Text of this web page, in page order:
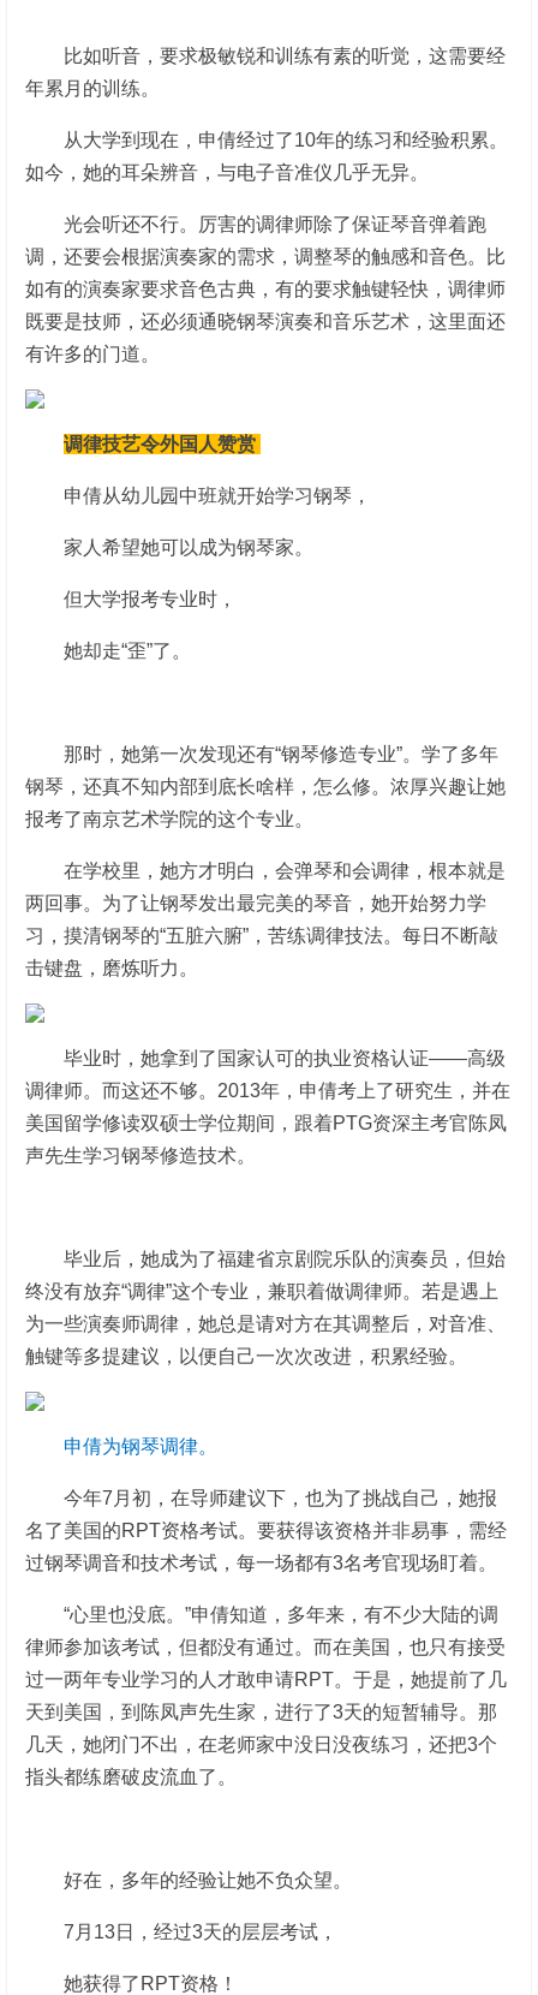
比如听音，要求极敏锐和训练有素的听觉，这需要经
年累月的训练。
从大学到现在，申倩经过了10年的练习和经验积累。
如今，她的耳朵辨音，与电子音准仪几乎无异。
光会听还不行。厉害的调律师除了保证琴音弹着跑
调，还要会根据演奏家的需求，调整琴的触感和音色。比
如有的演奏家要求音色古典，有的要求触键轻快，调律师
既要是技师，还必须通晓钢琴演奏和音乐艺术，这里面还
有许多的门道。
调律技艺令外国人赞赏
申倩从幼儿园中班就开始学习钢琴，
家人希望她可以成为钢琴家。
但大学报考专业时，
她却走“歪”了。
那时，她第一次发现还有“钢琴修造专业”。学了多年
钢琴，还真不知内部到底长啥样，怎么修。浓厚兴趣让她
报考了南京艺术学院的这个专业。
在学校里，她方才明白，会弹琴和会调律，根本就是
两回事。为了让钢琴发出最完美的琴音，她开始努力学
习，摸清钢琴的“五脏六腑”，苦练调律技法。每日不断敲
击键盘，磨炼听力。
毕业时，她拿到了国家认可的执业资格认证——高级
调律师。而这还不够。2013年，申倩考上了研究生，并在
美国留学修读双硕士学位期间，跟着PTG资深主考官陈凤
声先生学习钢琴修造技术。
毕业后，她成为了福建省京剧院乐队的演奏员，但始
终没有放弃“调律”这个专业，兼职着做调律师。若是遇上
为一些演奏师调律，她总是请对方在其调整后，对音准、
触键等多提建议，以便自己一次次改进，积累经验。
申倩为钢琴调律。
今年7月初，在导师建议下，也为了挑战自己，她报
名了美国的RPT资格考试。要获得该资格并非易事，需经
过钢琴调音和技术考试，每一场都有3名考官现场盯着。
“心里也没底。”申倩知道，多年来，有不少大陆的调
律师参加该考试，但都没有通过。而在美国，也只有接受
过一两年专业学习的人才敢申请RPT。于是，她提前了几
天到美国，到陈凤声先生家，进行了3天的短暂辅导。那
几天，她闭门不出，在老师家中没日没夜练习，还把3个
指头都练磨破皮流血了。
好在，多年的经验让她不负众望。
7月13日，经过3天的层层考试，
她获得了RPT资格！